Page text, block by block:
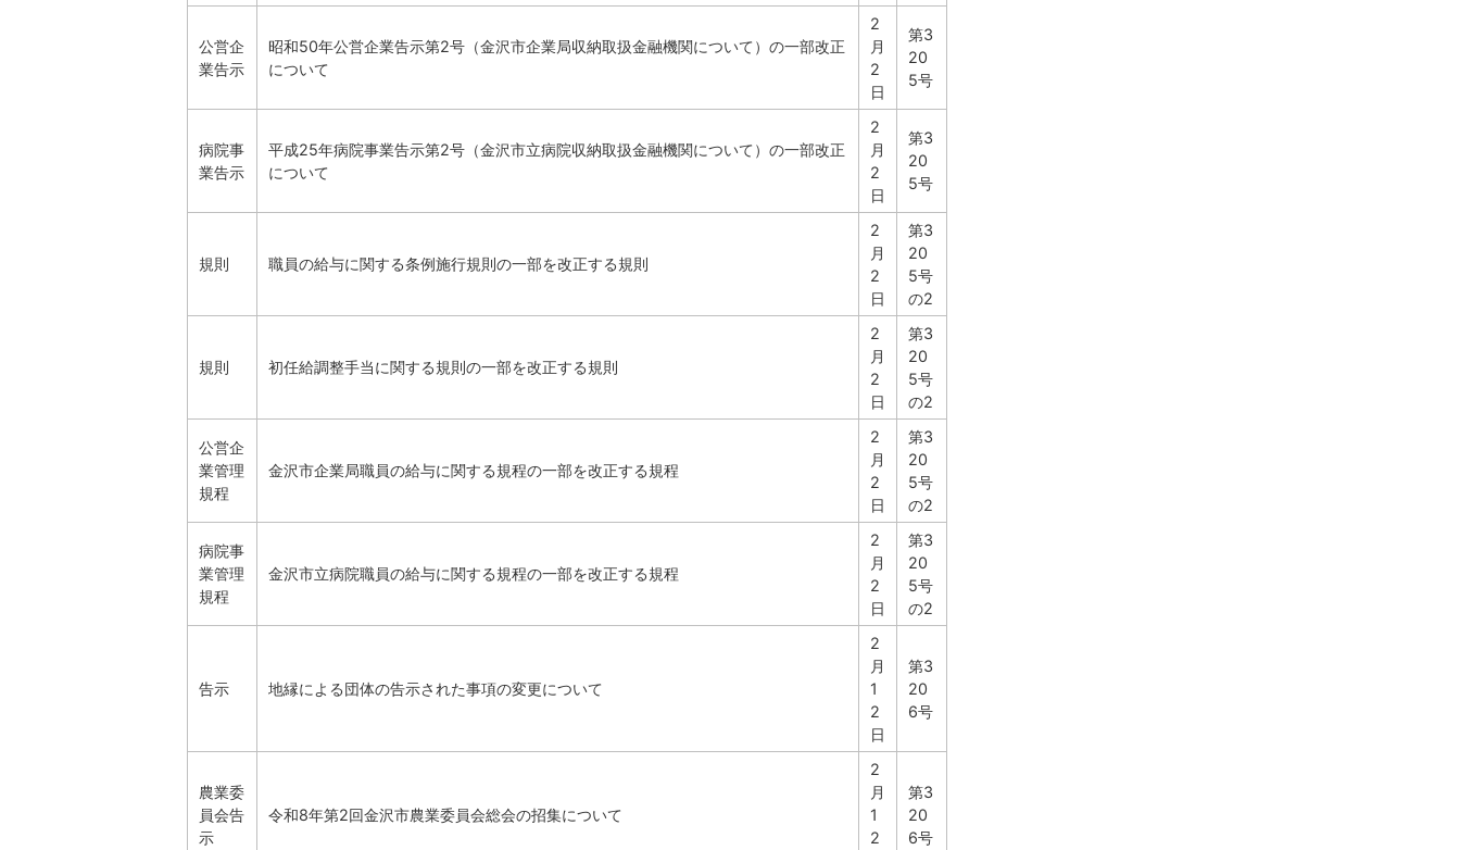
公営企
業告示
昭和50年公営企業告示第2号（金沢市企業局収納取扱金融機関について）の一部改正
について
2
月
2
日
第3
20
5号
病院事
業告示
平成25年病院事業告示第2号（金沢市立病院収納取扱金融機関について）の一部改正
について
2
月
2
日
第3
20
5号
規則 職員の給与に関する条例施行規則の一部を改正する規則
2
月
2
日
第3
20
5号
の2
規則 初任給調整手当に関する規則の一部を改正する規則
2
月
2
日
第3
20
5号
の2
公営企
業管理
規程
金沢市企業局職員の給与に関する規程の一部を改正する規程
2
月
2
日
第3
20
5号
の2
病院事
業管理
規程
金沢市立病院職員の給与に関する規程の一部を改正する規程
2
月
2
日
第3
20
5号
の2
告示 地縁による団体の告示された事項の変更について
2
月
1
2
日
第3
20
6号
農業委
員会告
示
令和8年第2回金沢市農業委員会総会の招集について
2
月
1
2
第3
20
6号